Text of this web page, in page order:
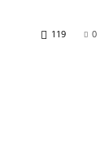
0
119